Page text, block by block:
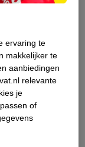
Drie
ervaring te
makkelijker te
aanbiedingen
relevante
je
of